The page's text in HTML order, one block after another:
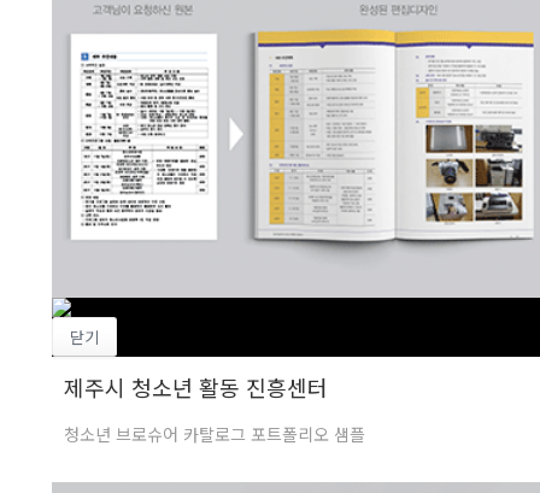
닫기
제주시 청소년 활동 진흥센터
청소년 브로슈어 카탈로그 포트폴리오 샘플